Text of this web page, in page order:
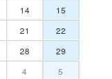
14
15
21
22
28
29
4 5